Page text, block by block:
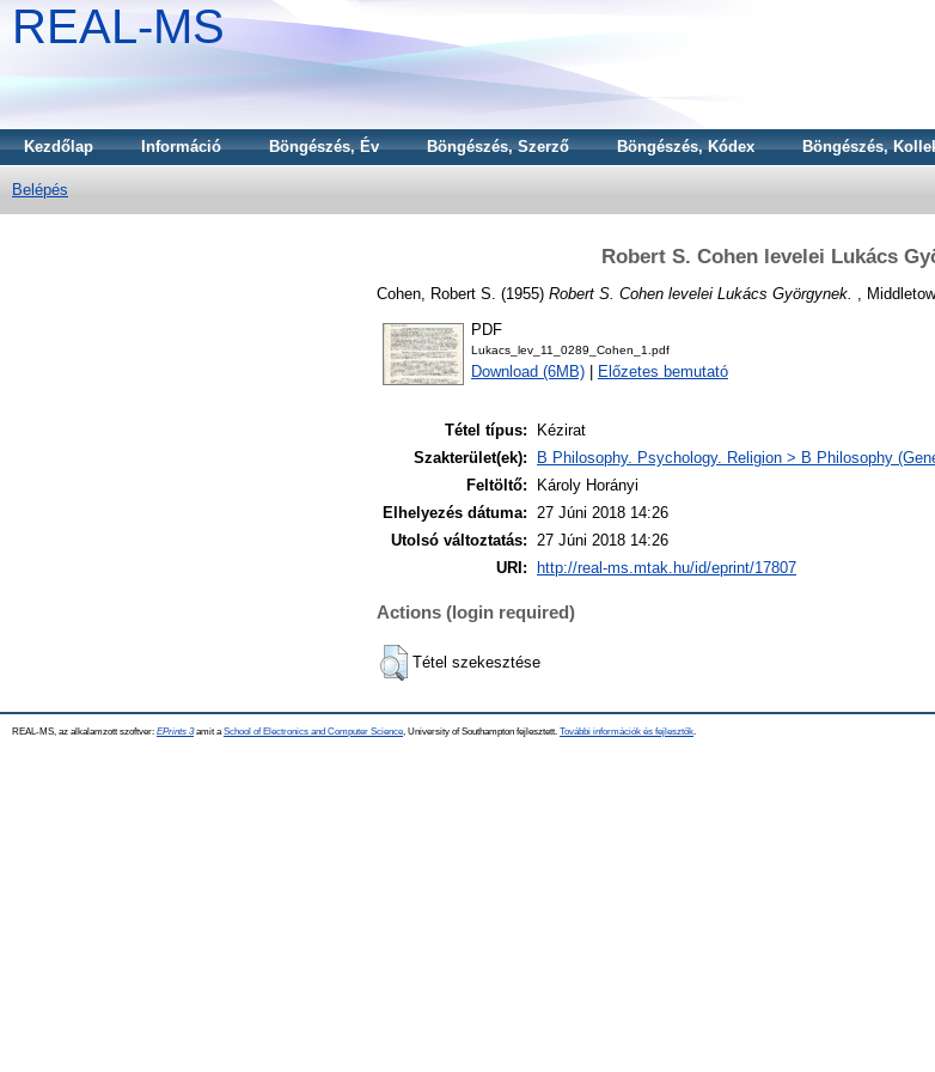
REAL-MS
Kezdőlap Információ Böngészés, Év Böngészés, Szerző Böngészés, Kódex Böngészés,
Belépés
Robert S. Cohen levelei Lukács
Cohen, Robert S. (1955) Robert S. Cohen levelei Lukács Györgynek. ,
PDF
Lukacs_lev_11_0289_Cohen_1.pdf
Download (6MB) Előzetes bemutató
Tétel típus:
Kézirat
Szakterület(ek):
B Philosophy. Psychology. Religion > B Philosophy
Feltöltő:
Károly Horányi
Elhelyezés dátuma: 27 Júni 2018 14:26
Utolsó változtatás: 27 Júni 2018 14:26
URI:
http://real-ms.mtak.hu/id/eprint/17807
Actions (login required)
Tétel szekesztése
REAL-MS, az alkalamzott szoftver: EPrints 3amit a School of Electronics and Computer Science , University of Southampton fejlesztett. További információk és fejlesztők